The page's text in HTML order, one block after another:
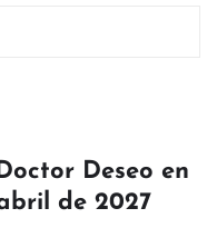
Deseo en
de 2027